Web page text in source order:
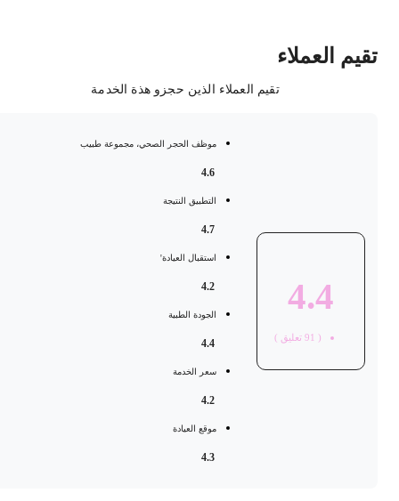
العملاء
تقيم العملاء الذين حجزو هذة الخدمة
4.4
91 تعليق )
موظف الحجر الصحي، مجموعة طبيب
التطبيق النتيجة
استقبال العيادة'
الجودة الطبية
سعر الخدمة
موقع العيادة